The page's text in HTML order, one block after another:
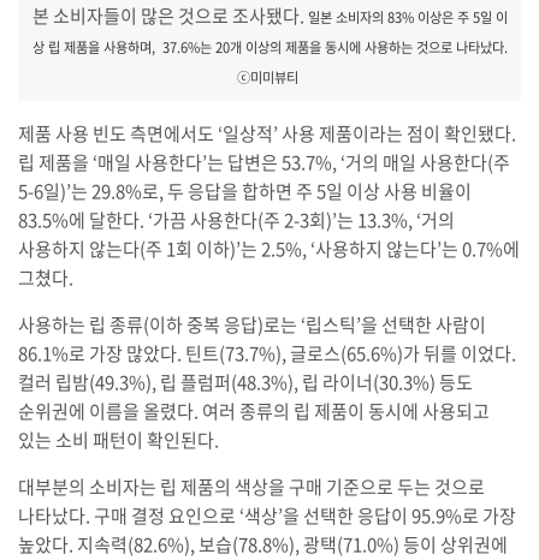
본 소비자들이 많은 것으로 조사됐다. 일본 소비자의 83% 이상은 주 5일 이
상 립 제품을 사용하며, 37.6%는 20개 이상의 제품을 동시에 사용하는 것으로 나타났다.
ⓒ미미뷰티
제품 사용 빈도 측면에서도 ‘일상적’ 사용 제품이라는 점이 확인됐다.
립 제품을 ‘매일 사용한다’는 답변은 53.7%, ‘거의 매일 사용한다(주
5-6일)’는 29.8%로, 두 응답을 합하면 주 5일 이상 사용 비율이
83.5%에 달한다. ‘가끔 사용한다(주 2-3회)’는 13.3%, ‘거의
사용하지 않는다(주 1회 이하)’는 2.5%, ‘사용하지 않는다’는 0.7%에
그쳤다.
사용하는 립 종류(이하 중복 응답)로는 ‘립스틱’을 선택한 사람이
86.1%로 가장 많았다. 틴트(73.7%), 글로스(65.6%)가 뒤를 이었다.
컬러 립밤(49.3%), 립 플럼퍼(48.3%), 립 라이너(30.3%) 등도
순위권에 이름을 올렸다. 여러 종류의 립 제품이 동시에 사용되고
있는 소비 패턴이 확인된다.
대부분의 소비자는 립 제품의 색상을 구매 기준으로 두는 것으로
나타났다. 구매 결정 요인으로 ‘색상’을 선택한 응답이 95.9%로 가장
높았다. 지속력(82.6%), 보습(78.8%), 광택(71.0%) 등이 상위권에